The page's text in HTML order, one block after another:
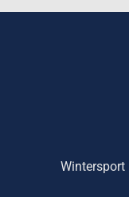
Wintersport